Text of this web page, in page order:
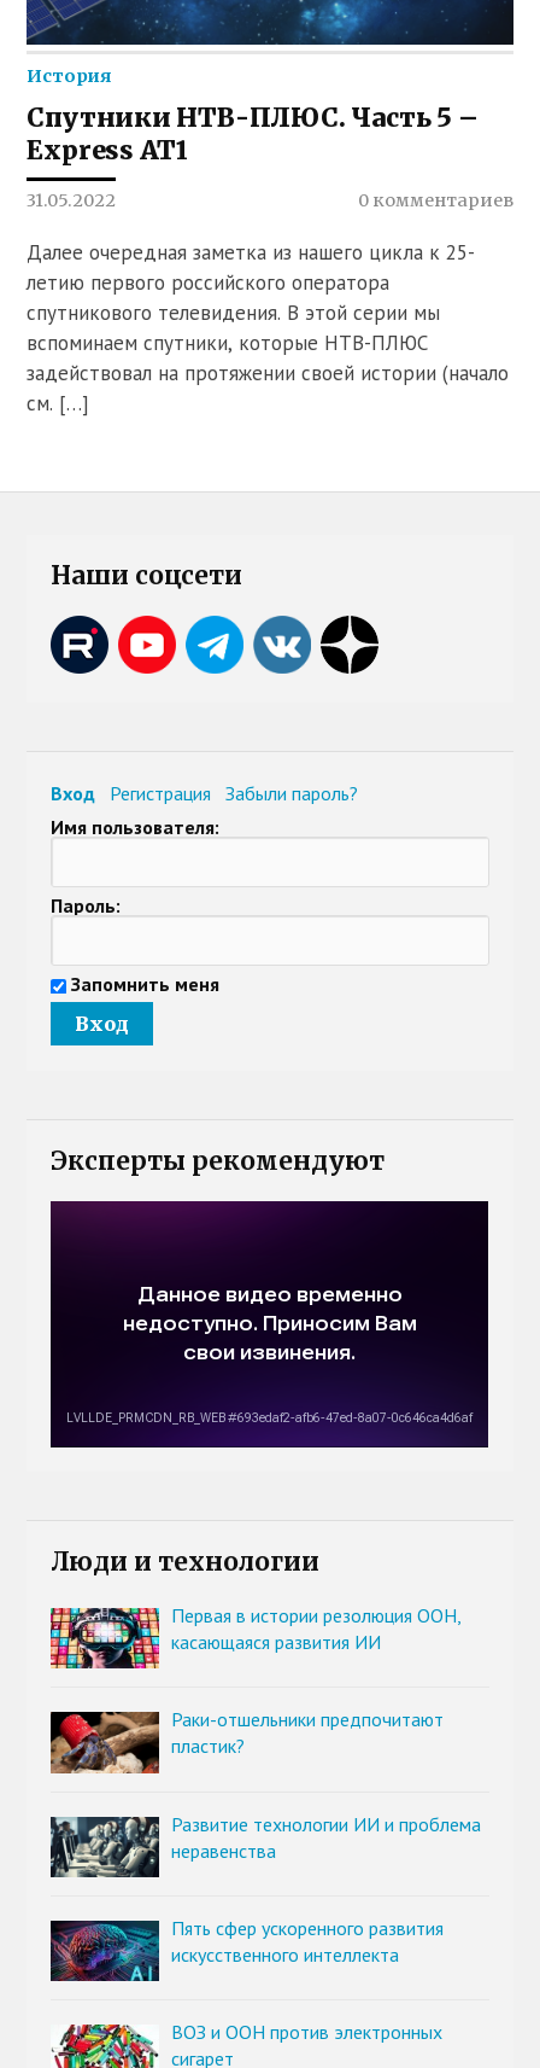
История
Спутники НТВ-ПЛЮС. Часть 5 –
Express AT1
31.05.2022 0 комментариев
Далее очередная заметка из нашего цикла к 25-
летию первого российского оператора
спутникового телевидения. В этой серии мы
вспоминаем спутники, которые НТВ-ПЛЮС
задействовал на протяжении своей истории (начало
см. […]
Наши соцсети
Вход Регистрация
Забыли пароль?
Имя пользователя:
Пароль:
Запомнить меня
Эксперты рекомендуют
Люди и технологии
Первая в истории резолюция ООН,
касающаяся развития ИИ
Раки-отшельники предпочитают
пластик?
Развитие технологии ИИ и проблема
неравенства
Пять сфер ускоренного развития
искусственного интеллекта
ВОЗ и ООН против электронных
сигарет